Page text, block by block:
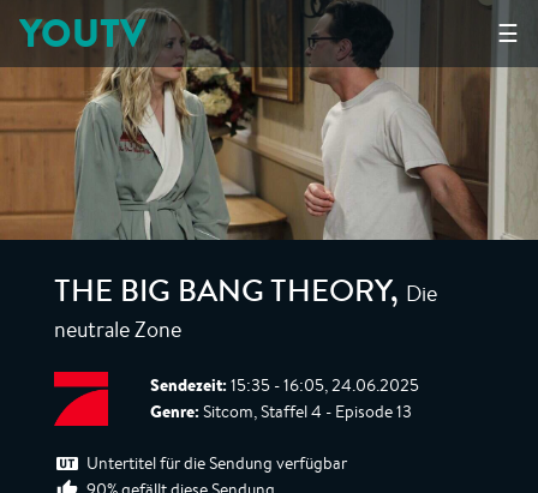
☰
YOUTV
THE BIG BANG THEORY, Die
neutrale Zone
Sendezeit: 15:35 - 16:05, 24.06.2025
Genre: Sitcom, Staffel 4 - Episode 13
Untertitel für die Sendung verfügbar